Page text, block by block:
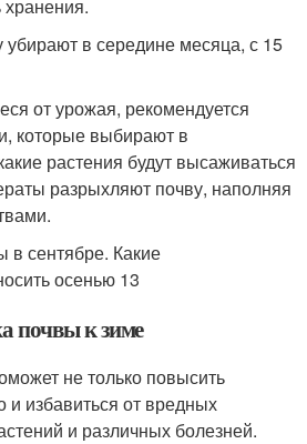
хранения.
в середине месяца, с 15
от урожая, рекомендуется
которые выбирают в
растения будут высаживаться
разрыхляют почву, наполняя
почвы к зиме
не только повысить
избавиться от вредных
и различных болезней.